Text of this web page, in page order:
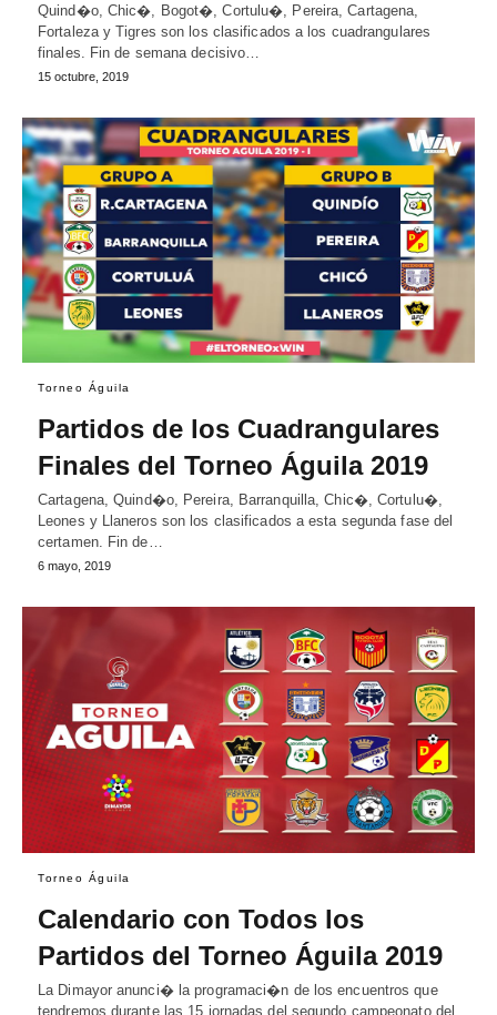
Quind�o, Chic�, Bogot�, Cortulu�, Pereira, Cartagena,
Fortaleza y Tigres son los clasificados a los cuadrangulares
finales. Fin de semana decisivo…
15 octubre, 2019
Torneo Águila
Partidos de los Cuadrangulares
Finales del Torneo Águila 2019
Cartagena, Quind�o, Pereira, Barranquilla, Chic�, Cortulu�,
Leones y Llaneros son los clasificados a esta segunda fase del
certamen. Fin de…
6 mayo, 2019
Torneo Águila
Calendario con Todos los
Partidos del Torneo Águila 2019
La Dimayor anunci� la programaci�n de los encuentros que
tendremos durante las 15 jornadas del segundo campeonato del